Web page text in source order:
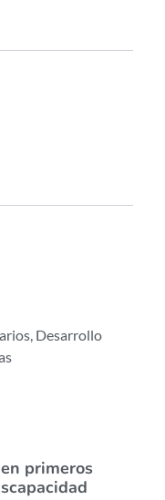
, Desarrollo
primeros